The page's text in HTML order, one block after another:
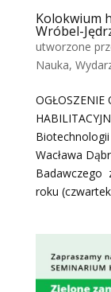
Kolokwium
Wróbel-
utworzone
Nauka,
Wacława
Badawczego
roku